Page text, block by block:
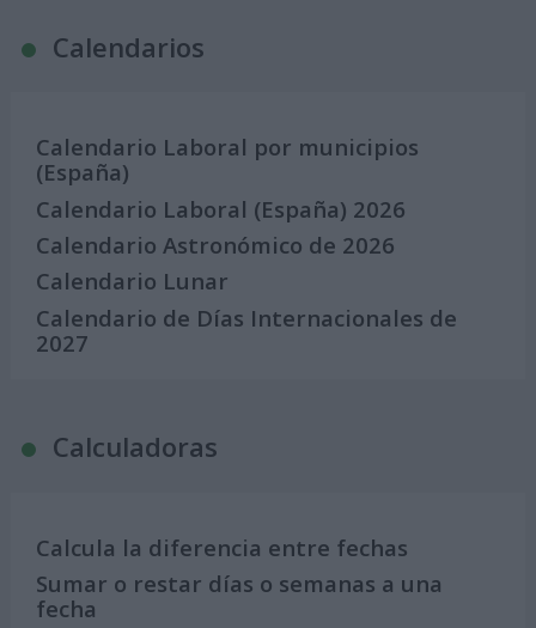
Calendarios
Calendario Laboral por municipios
(España)
Calendario Laboral (España) 2026
Calendario Astronómico de 2026
Calendario Lunar
Calendario de Días Internacionales de
2027
Calculadoras
Calcula la diferencia entre fechas
Sumar o restar días o semanas a una
fecha